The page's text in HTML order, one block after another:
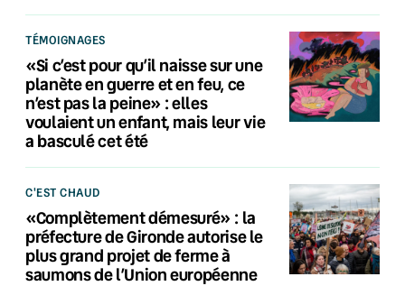
TÉMOIGNAGES
«Si c’est pour qu’il naisse sur une
planète en guerre et en feu, ce
n’est pas la peine» : elles
voulaient un enfant, mais leur vie
a basculé cet été
C'EST CHAUD
«Complètement démesuré» : la
préfecture de Gironde autorise le
plus grand projet de ferme à
saumons de l’Union européenne